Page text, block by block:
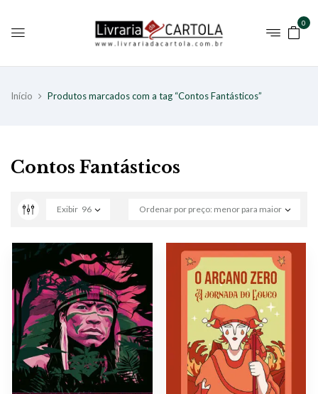
0
Início Produtos marcados com a tag “Contos Fantásticos”
Contos Fantásticos
Ordenar por preço: menor para maior
Exibir 96